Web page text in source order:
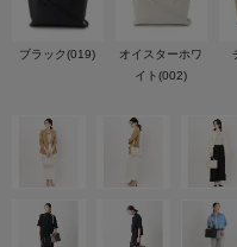
ブラック(019)
オイスターホワ
イト(002)